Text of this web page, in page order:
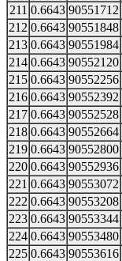
211 0.6643 90551712
212 0.6643 90551848
213 0.6643 90551984
214 0.6643 90552120
215 0.6643 90552256
216 0.6643 90552392
217 0.6643 90552528
218 0.6643 90552664
219 0.6643 90552800
220 0.6643 90552936
221 0.6643 90553072
222 0.6643 90553208
223 0.6643 90553344
224 0.6643 90553480
225 0.6643 90553616